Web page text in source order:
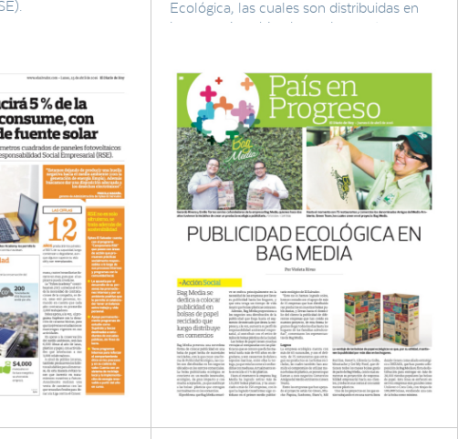
Ecológica, las cuales son distribuidas en
los negocios ubicados en los centros